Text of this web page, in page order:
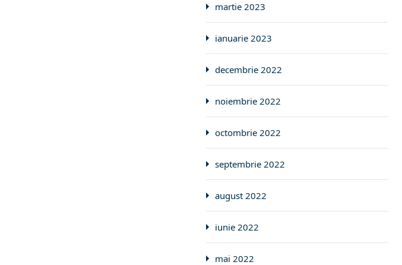
martie 2023
ianuarie 2023
decembrie 2022
noiembrie 2022
octombrie 2022
septembrie 2022
august 2022
iunie 2022
mai 2022